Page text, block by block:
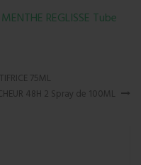
REGLISSE Tube
75ML
48H 2 Spray de 100ML